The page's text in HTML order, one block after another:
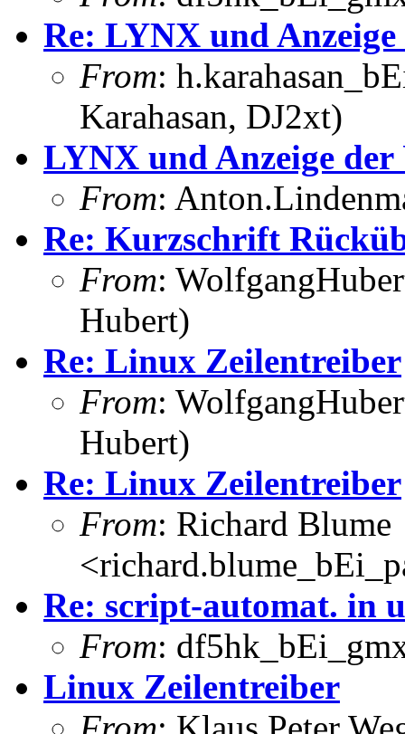
Re: LYNX und
From:
Karahasan, DJ2xt)
LYNX und Anzeige
From:
Re: Kurzschrift
From:
Hubert)
Re: Linux Zeilentreiber
From:
Hubert)
Re: Linux Zeilentreiber
From: Richard Blume
Re: script-automat. in
From:
Linux Zeilentreiber